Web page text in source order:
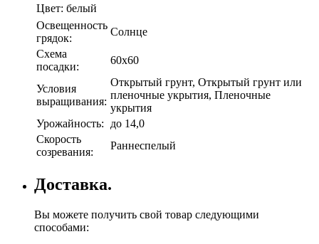
Цвет: белый
Освещенность
грядок:
Солнце
Схема
посадки:
60х60
Условия
выращивания:
Открытый грунт, Открытый грунт или
пленочные укрытия, Пленочные
укрытия
Урожайность:
до 14,0
Скорость
созревания:
Раннеспелый
Доставка.
Вы можете получить свой товар следующими
способами: